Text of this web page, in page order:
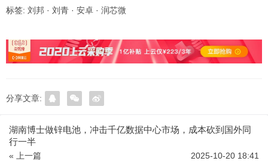
标签: 刘邦 · 刘青 · 安卓 · 润芯微
分享文章:
湖南博士做锌电池，冲击千亿数据中心市场，成本砍到国外同
行一半
« 上一篇 2025-10-20 18:41